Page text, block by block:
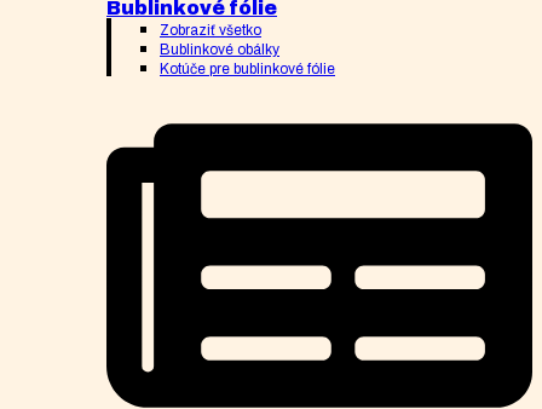
Bublinkové fólie
Zobraziť všetko
Bublinkové obálky
Kotúče pre bublinkové fólie